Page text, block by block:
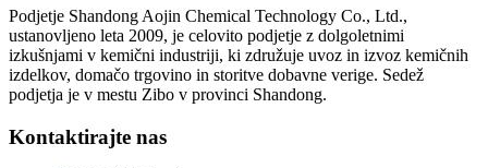
Podjetje Shandong Aojin Chemical Technology Co., Ltd.,
ustanovljeno leta 2009, je celovito podjetje z dolgoletnimi
izkušnjami v kemični industriji, ki združuje uvoz in izvoz kemičnih
izdelkov, domačo trgovino in storitve dobavne verige. Sedež
podjetja je v mestu Zibo v provinci Shandong.
Kontaktirajte nas